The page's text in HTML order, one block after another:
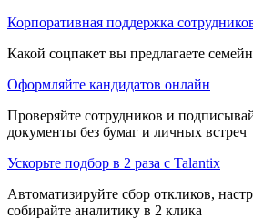
Корпоративная поддержка
Какой соцпакет вы предлагаете
Оформляйте кандидатов онлайн
Проверяйте сотрудников и
документы без бумаг и личных встреч
Ускорьте подбор в 2 раза с Talantix
Автоматизируйте сбор откликов,
собирайте аналитику в 2 клика